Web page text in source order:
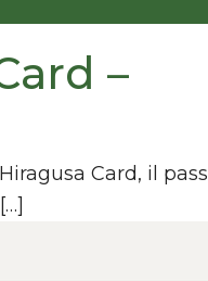
–
Card, il pass